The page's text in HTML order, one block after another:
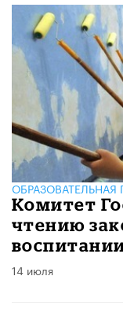
Комитет
чтению
14 июля